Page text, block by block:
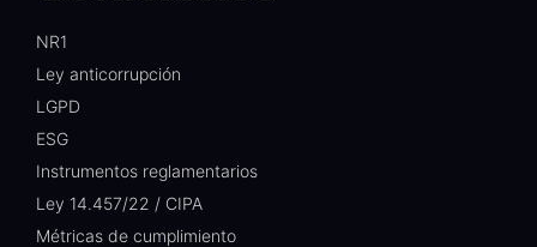
NR1
Ley anticorrupción
LGPD
ESG
Instrumentos reglamentarios
Ley 14.457/22 / CIPA
Métricas de cumplimiento